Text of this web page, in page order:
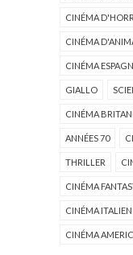
CINÉMA
CINÉMA
CINÉMA
GIALLO
CINÉMA
ANNÉES 70
THRILLER
CINÉMA
CINÉMA ITALIEN
CINÉMA